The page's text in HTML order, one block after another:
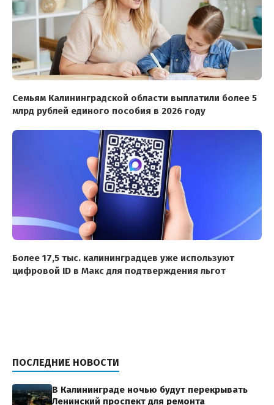
Семьям Калининградской области выплатили более 5
млрд рублей единого пособия в 2026 году
Более 17,5 тыс. калининградцев уже используют
цифровой ID в Макс для подтверждения льгот
ПОСЛЕДНИЕ НОВОСТИ
В Калининграде ночью будут перекрывать
Ленинский проспект для ремонта